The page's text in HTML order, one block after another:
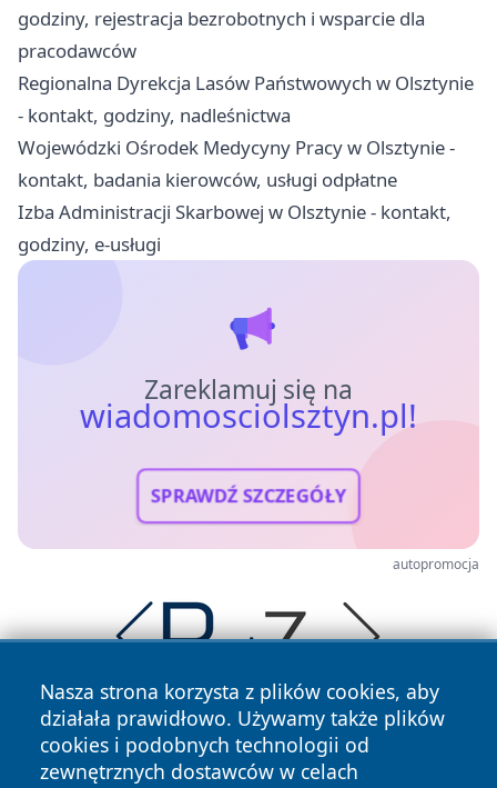
godziny, rejestracja bezrobotnych i wsparcie dla
pracodawców
Regionalna Dyrekcja Lasów Państwowych w Olsztynie
- kontakt, godziny, nadleśnictwa
Wojewódzki Ośrodek Medycyny Pracy w Olsztynie -
kontakt, badania kierowców, usługi odpłatne
Izba Administracji Skarbowej w Olsztynie - kontakt,
godziny, e-usługi
Zareklamuj się na
wiadomosciolsztyn.pl!
SPRAWDŹ SZCZEGÓŁY
autopromocja
Nasza strona korzysta z plików cookies, aby
działała prawidłowo. Używamy także plików
cookies i podobnych technologii od
zewnętrznych dostawców w celach